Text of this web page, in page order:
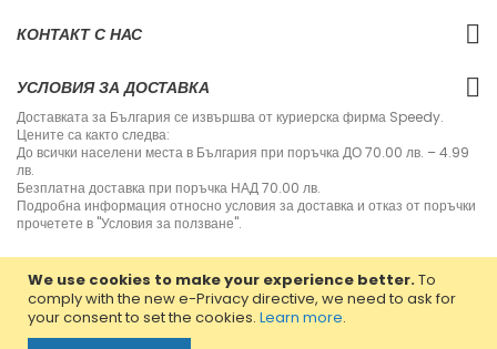
We use cookies to make your experience better.To
comply with the new e-Privacy directive, we need to ask for
your consent to set the cookies. Learn more.
N
s
e
t
t
e
r
:
КОНТАКТ С НАС
УСЛОВИЯ ЗА ДОСТАВКА
Доставката за България се извършва от куриерска фирма Speedy.
Цените са както следва:
До всички населени места в България при поръчка ДО 70.00 лв. – 4.99
лв.
Безплатна доставка при поръчка НАД 70.00 лв.
Подробна информация относно условия за доставка и отказ от поръчки
прочетете в "Условия за ползване".
Copyright © 2013-2020 Jvm Bulgaria. All rights reserved.